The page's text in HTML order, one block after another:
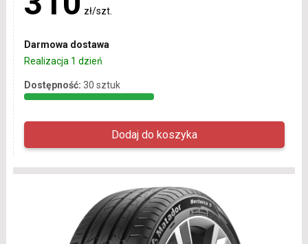
zł/szt.
Darmowa dostawa
Realizacja 1 dzień
Dostępność: 30 sztuk